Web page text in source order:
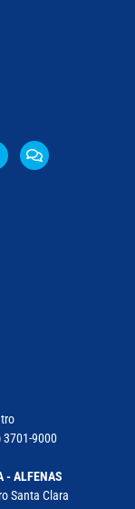
3701-9000
- ALFENAS
Santa Clara